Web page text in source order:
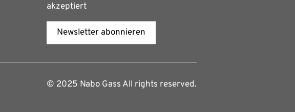
akzeptiert
Newsletter abonnieren
© 2025 Nabo Gass All rights reserved.